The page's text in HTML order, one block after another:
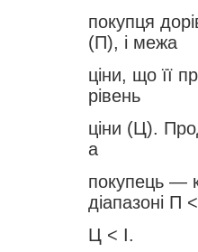
покупця
(П), і межа
ціни, що її
рівень
ціни (Ц).
а
покупець —
діапазоні П <
Ц < І.